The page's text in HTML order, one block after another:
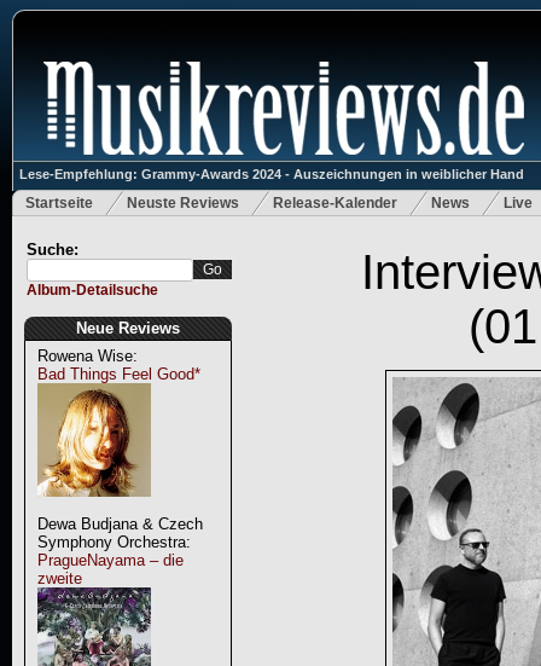
Lese-Empfehlung: Grammy-Awards 2024 - Auszeichnungen in weiblicher Hand
Startseite Neuste Reviews Release-Kalender News Live
Suche:
Album-Detailsuche
Neue Reviews
Rowena Wise:
Bad Things Feel Good*
Dewa Budjana & Czech
Symphony Orchestra:
PragueNayama – die
zweite